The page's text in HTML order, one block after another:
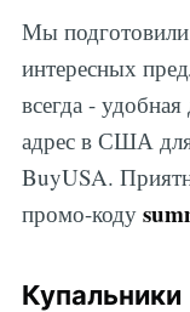
Мы
интересных
всегда -
адрес в США для
BuyUSA.
промо-коду
Купальники